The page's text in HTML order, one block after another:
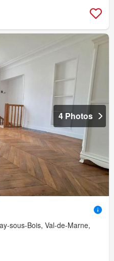
4 Photos
sous-Bois, Val-de-Marne,